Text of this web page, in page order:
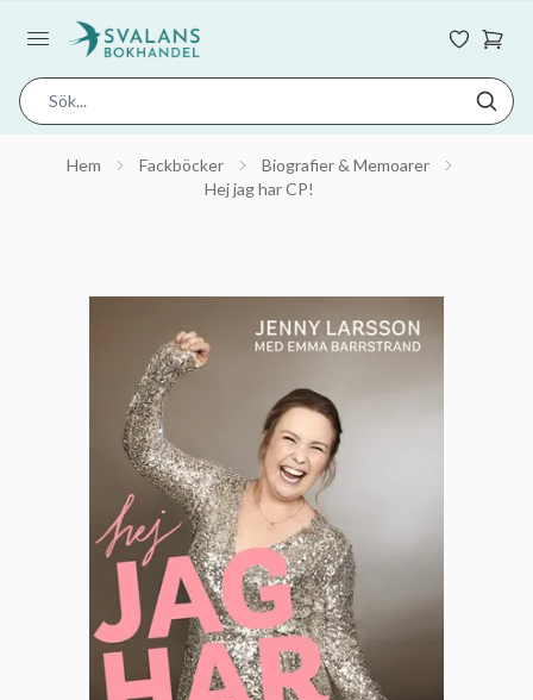
Hem Fackböcker
Biografier & Memoarer
Hej jag har CP!